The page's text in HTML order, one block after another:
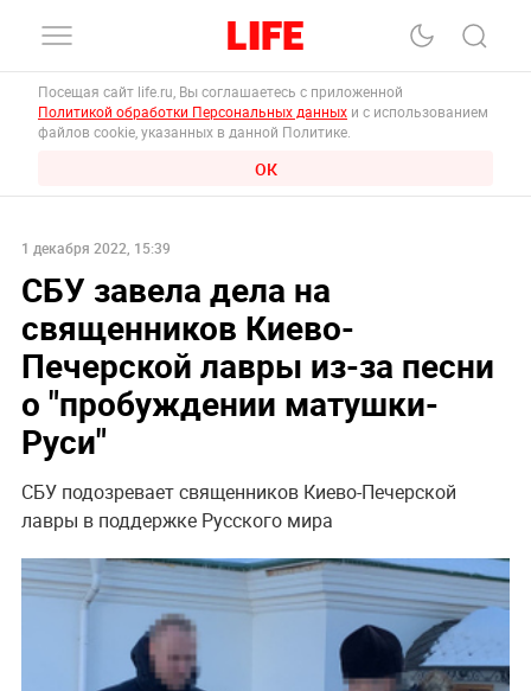
Посещая сайт life.ru, Вы соглашаетесь с приложенной
Политикой обработки Персональных данных и с использованием
файлов cookie, указанных в данной Политике.
ОК
1 декабря 2022, 15:39
СБУ завела дела на
священников Киево-
Печерской лавры из-за песни
о "пробуждении матушки-
Руси"
СБУ подозревает священников Киево-Печерской
лавры в поддержке Русского мира